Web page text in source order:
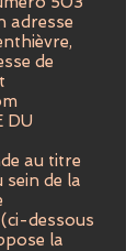
adresse
de
DU
au titre
de la
(ci-dessous
la